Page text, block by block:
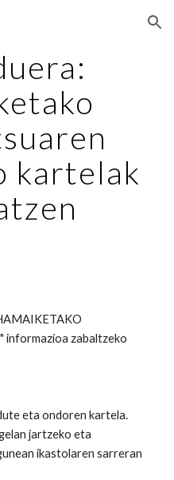
Skip to navigation
kartelak
informazioa zabaltzeko
eta ondoren kartela.
jartzeko eta
ikastolaren sarreran